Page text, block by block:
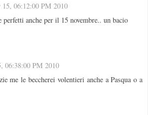
15, 06:12:00 PM 2010
perfetti anche per il 15 novembre.. un bacio
06:38:00 PM 2010
me le beccherei volentieri anche a Pasqua o a